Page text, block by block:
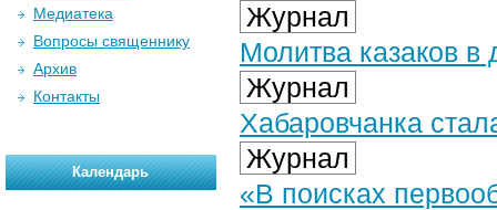
Журнал
Молитва казаков в
Журнал
Хабаровчанка
Журнал
«В поисках
Медиатека
Вопросы священнику
Архив
Контакты
Календарь